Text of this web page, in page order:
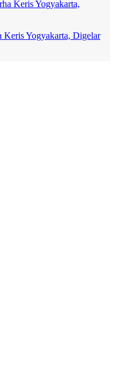
Keris Yogyakarta, Digelar